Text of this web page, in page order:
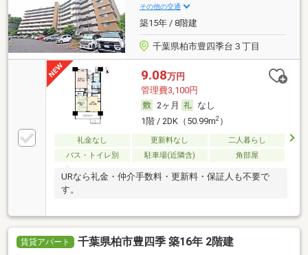
その他の交通
築15年 / 8階建
千葉県柏市豊四季台３丁目
9.08万円
管理費3,100円
2ヶ月
なし
1階 / 2DK（50.99m2）
礼金なし 更新料なし
二人暮らし
バス・トイレ別
駐車場(近隣含) 角部屋
URなら礼金・仲介手数料・更新料・保証人も不要で
す。
賃貸アパート 千葉県柏市豊四季 築16年 2階建